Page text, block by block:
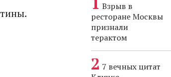
Взрыв в
ресторане Москвы
признали
терактом
7 вечных цитат